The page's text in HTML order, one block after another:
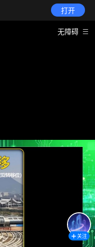
打开
无障碍
关注